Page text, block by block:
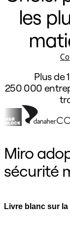
Formats
Cas
À la une
les
Plus de
250 000
Miro
sécurité
Livre blanc sur